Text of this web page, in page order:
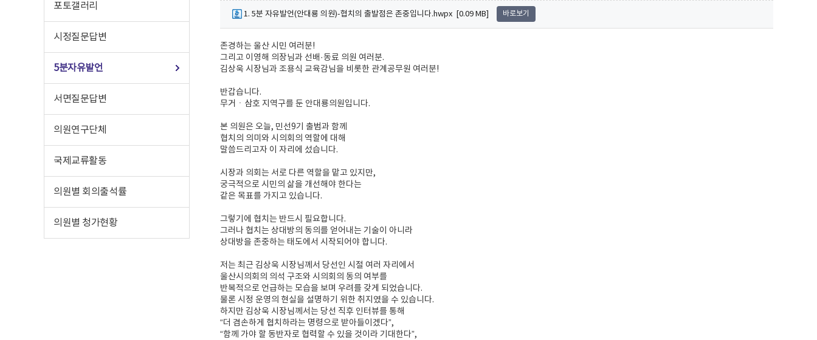
포토갤러리
시정질문답변
5분자유발언
서면질문답변
의원연구단체
국제교류활동
의원별 회의출석률
의원별 청가현황
1. 5분 자유발언(안대룡 의원)-협치의 출발점은 존중입니다.hwpx [0.09 MB] 바로보기
존경하는 울산 시민 여러분!
그리고 이영해 의장님과 선배·동료 의원 여러분.
김상욱 시장님과 조용식 교육감님을 비롯한 관계공무원 여러분!
반갑습니다.
무거ㆍ삼호 지역구를 둔 안대룡의원입니다.
본 의원은 오늘, 민선9기 출범과 함께
협치의 의미와 시의회의 역할에 대해
말씀드리고자 이 자리에 섰습니다.
시장과 의회는 서로 다른 역할을 맡고 있지만,
궁극적으로 시민의 삶을 개선해야 한다는
같은 목표를 가지고 있습니다.
그렇기에 협치는 반드시 필요합니다.
그러나 협치는 상대방의 동의를 얻어내는 기술이 아니라
상대방을 존중하는 태도에서 시작되어야 합니다.
저는 최근 김상욱 시장님께서 당선인 시절 여러 자리에서
울산시의회의 의석 구조와 시의회의 동의 여부를
반복적으로 언급하는 모습을 보며 우려를 갖게 되었습니다.
물론 시정 운영의 현실을 설명하기 위한 취지였을 수 있습니다.
하지만 김상욱 시장님께서는 당선 직후 인터뷰를 통해
“더 겸손하게 협치하라는 명령으로 받아들이겠다”,
“함께 가야 할 동반자로 협력할 수 있을 것이라 기대한다”,